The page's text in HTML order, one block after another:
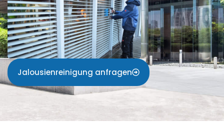
Jalousienreinigung anfragen